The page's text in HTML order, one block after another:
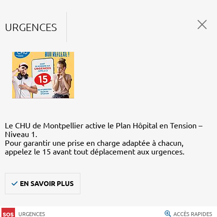
URGENCES
Le CHU de Montpellier active le Plan Hôpital en Tension –
Niveau 1.
Pour garantir une prise en charge adaptée à chacun,
appelez le 15 avant tout déplacement aux urgences.
EN SAVOIR PLUS
URGENCES ACCÈS RAPIDES